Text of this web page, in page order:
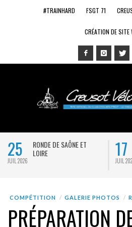
#TRAINHARD FSGT 71
CRÉATION DE SITE
25
JUIL 2026
RONDE DE SAÔNE ET
LOIRE
17
JUIL
COMPÉTITION GALERIE PHOTOS
PRÉPARATION